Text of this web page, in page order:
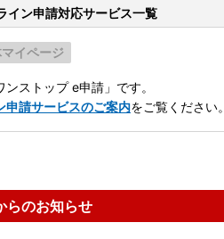
イン申請対応サービス一覧
イページ
ストップ e申請」です。
申請サービスのご案内をご覧ください。
らのお知らせ